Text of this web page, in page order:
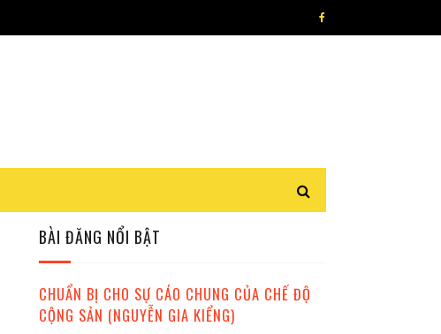
BÀI ĐĂNG NỔI BẬT
CHUẨN BỊ CHO SỰ CÁO CHUNG CỦA CHẾ ĐỘ
CỘNG SẢN (NGUYỄN GIA KIỂNG)